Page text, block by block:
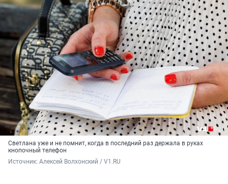
Светлана уже и не помнит, когда в последний раз держала в руках
кнопочный телефон
Источник: Алексей Волхонский / V1.RU